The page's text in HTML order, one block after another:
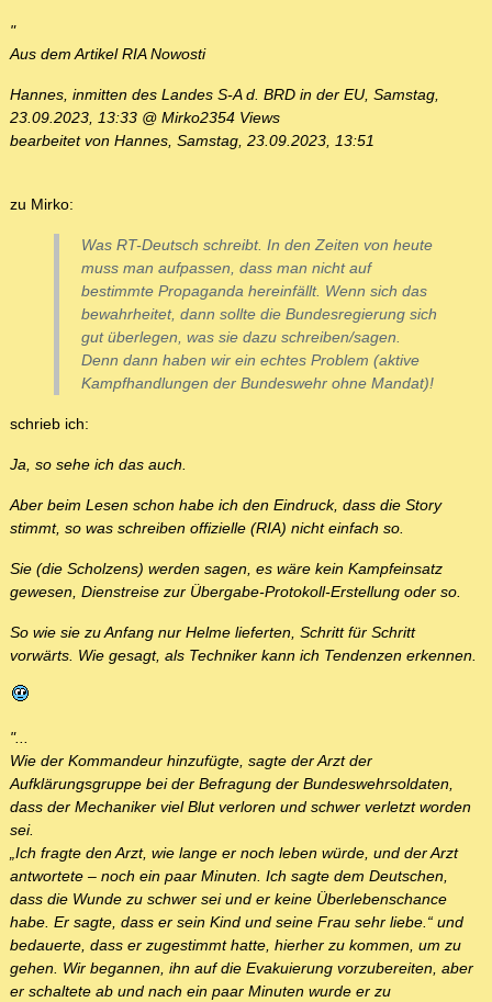
"
Aus dem Artikel RIA Nowosti
Hannes, inmitten des Landes S-A d. BRD in der EU, Samstag,
23.09.2023, 13:33 @ Mirko2354 Views
bearbeitet von Hannes, Samstag, 23.09.2023, 13:51
zu Mirko:
Was RT-Deutsch schreibt. In den Zeiten von heute
muss man aufpassen, dass man nicht auf
bestimmte Propaganda hereinfällt. Wenn sich das
bewahrheitet, dann sollte die Bundesregierung sich
gut überlegen, was sie dazu schreiben/sagen.
Denn dann haben wir ein echtes Problem (aktive
Kampfhandlungen der Bundeswehr ohne Mandat)!
schrieb ich:
Ja, so sehe ich das auch.
Aber beim Lesen schon habe ich den Eindruck, dass die Story
stimmt, so was schreiben offizielle (RIA) nicht einfach so.
Sie (die Scholzens) werden sagen, es wäre kein Kampfeinsatz
gewesen, Dienstreise zur Übergabe-Protokoll-Erstellung oder so.
So wie sie zu Anfang nur Helme lieferten, Schritt für Schritt
vorwärts. Wie gesagt, als Techniker kann ich Tendenzen erkennen.
"...
Wie der Kommandeur hinzufügte, sagte der Arzt der
Aufklärungsgruppe bei der Befragung der Bundeswehrsoldaten,
dass der Mechaniker viel Blut verloren und schwer verletzt worden
sei.
„Ich fragte den Arzt, wie lange er noch leben würde, und der Arzt
antwortete – noch ein paar Minuten. Ich sagte dem Deutschen,
dass die Wunde zu schwer sei und er keine Überlebenschance
habe. Er sagte, dass er sein Kind und seine Frau sehr liebe.“ und
bedauerte, dass er zugestimmt hatte, hierher zu kommen, um zu
gehen. Wir begannen, ihn auf die Evakuierung vorzubereiten, aber
er schaltete ab und nach ein paar Minuten wurde er zu